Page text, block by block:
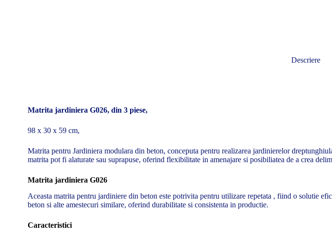
Descriere
Matrita jardiniera G026, din 3 piese,
98 x 30 x 59 cm,
Matrita pentru Jardiniera modulara din beton, conceputa pentru realizarea jardinierelor
matrita pot fi alaturate sau suprapuse, oferind flexibilitate in amenajare si posibiliatea de a crea
Matrita jardiniera G026
Aceasta matrita pentru jardiniere din beton este potrivita pentru utilizare repetata , fiind o solutie
beton si alte amestecuri similare, oferind durabilitate si consistenta in productie.
Caracteristici